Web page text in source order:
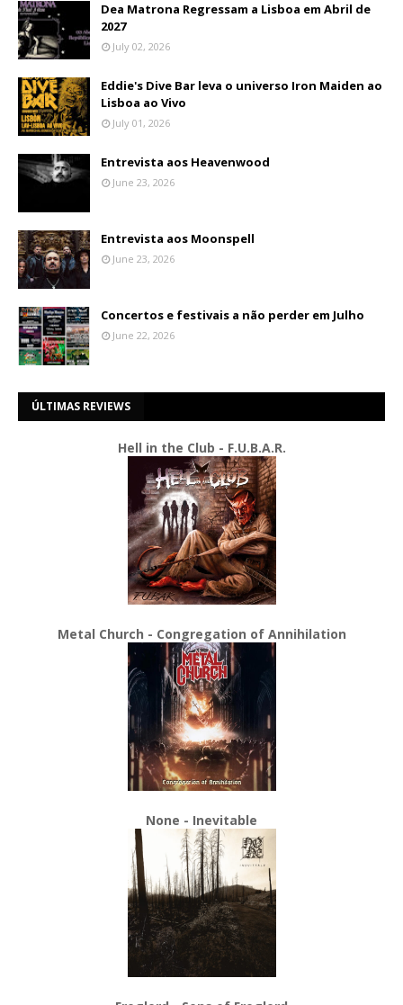
Dea Matrona Regressam a Lisboa em Abril de
2027
July 02, 2026
Eddie's Dive Bar leva o universo Iron Maiden ao
Lisboa ao Vivo
July 01, 2026
Entrevista aos Heavenwood
June 23, 2026
Entrevista aos Moonspell
June 23, 2026
Concertos e festivais a não perder em Julho
June 22, 2026
ÚLTIMAS REVIEWS
Hell in the Club - F.U.B.A.R.
Metal Church - Congregation of Annihilation
None - Inevitable